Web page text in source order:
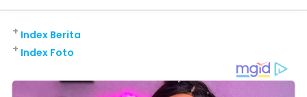
Index Berita
+
Index Foto
+